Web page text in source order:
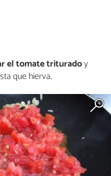
el tomate trituradoy
que hierva.